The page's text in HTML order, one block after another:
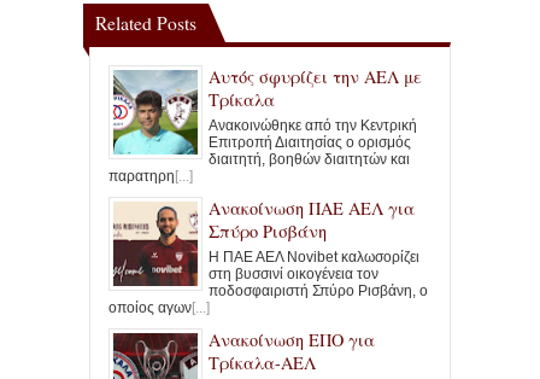
Related Posts
Αυτός σφυρίζει την ΑΕΛ με
Τρίκαλα
Ανακοινώθηκε από την Κεντρική
Επιτροπή Διαιτησίας ο ορισμός
διαιτητή, βοηθών διαιτητών και
παρατηρη [...]
Ανακοίνωση ΠΑΕ ΑΕΛ για
Σπύρο Ρισβάνη
Η ΠΑΕ ΑΕΛ Novibet καλωσορίζει
στη βυσσινί οικογένεια τον
ποδοσφαιριστή Σπύρο Ρισβάνη, ο
οποίος αγων[...]
Ανακοίνωση ΕΠΟ για
Τρίκαλα-ΑΕΛ